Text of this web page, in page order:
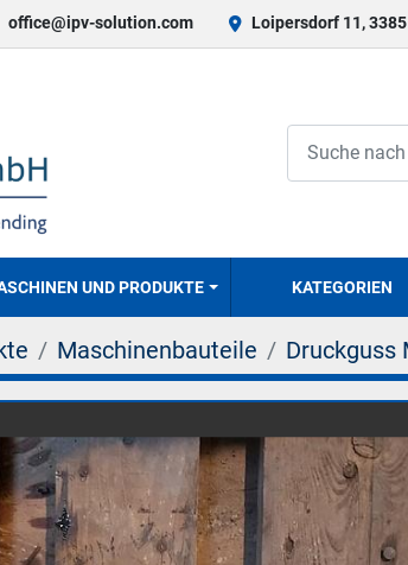
office@ipv-solution.com Loipersdorf 11,
UND PRODUKTE KATEGORIEN
Maschinenbauteile Druckguss